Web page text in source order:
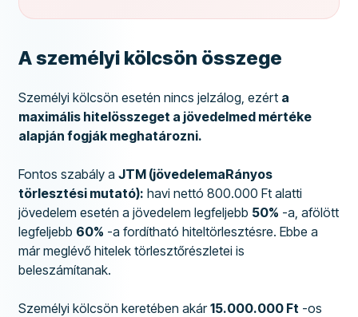
A személyi kölcsön összege
Személyi kölcsön esetén nincs jelzálog, ezért a
maximális hitelösszeget a jövedelmed mértéke
alapján fogják meghatározni.
Fontos szabály aJTM (jövedelemaRányos
törlesztési mutató): havi nettó 800.000 Ft alatti
jövedelem esetén a jövedelem legfeljebb 50% -a, afölött
legfeljebb 60% -a fordítható hiteltörlesztésre. Ebbe a
már meglévő hitelek törlesztőrészletei is
beleszámítanak.
Személyi kölcsön keretében akár15.000.000 Ft -os